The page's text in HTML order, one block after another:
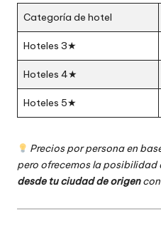
Categoría de hotel
Hoteles 3★
Hoteles 4★
Hoteles 5★
Precios por persona en
pero ofrecemos la posibilidad
desde tu ciudad de origencon